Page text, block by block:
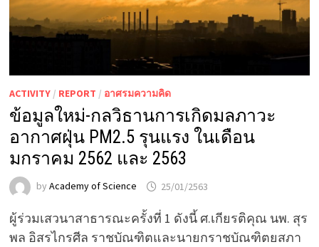
ACTIVITY/ REPORT / อาศรมความคิด
ข้อมูลใหม่-กลวิธานการเกิดมลภาวะ
อากาศฝุ่น PM2.5 รุนแรง ในเดือน
มกราคม 2562 และ 2563
by Academy of Science 25/01/2563
ผู้ร่วมเสวนาสาธารณะครั้งที่ 1 ดังนี้ ศ.เกียรติคุณ นพ. สุร
พล อิสรไกรศีล ราชบัณฑิตและนายกราชบัณฑิตยสภา